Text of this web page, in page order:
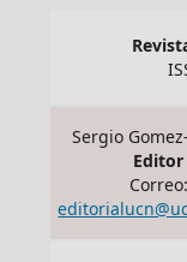
Sergio
Editor
Correo: